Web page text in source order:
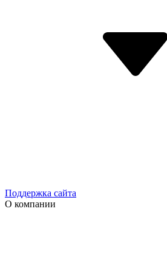
Поддержка сайта
О компании